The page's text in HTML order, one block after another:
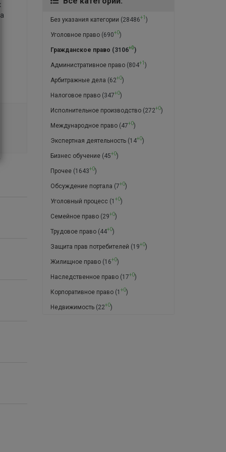
Без указания категории (28486+1 )
Уголовное право(690+0)
Гражданское право (3106+0)
Административное право(804+1 )
Арбитражные дела (62+0)
Налоговое право(347+0)
Исполнительное производство(272+0)
Международное право(47+0)
Экспертная деятельность(14+0)
Бизнес обучение(45+0)
Прочее(1643+0)
Обсуждение портала (7+0)
Уголовный процесс (1 +0)
Семейное право(29+0)
Трудовое право(44+0)
Защита прав потребителей (19+0)
Жилищное право(16+0)
Наследственное право(17+0)
Корпоративное право(1 +0)
Недвижимость(22+0)